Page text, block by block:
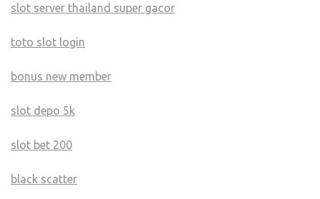
slot server thailand super gacor
toto slot login
bonus new member
slot depo 5k
slot bet 200
black scatter